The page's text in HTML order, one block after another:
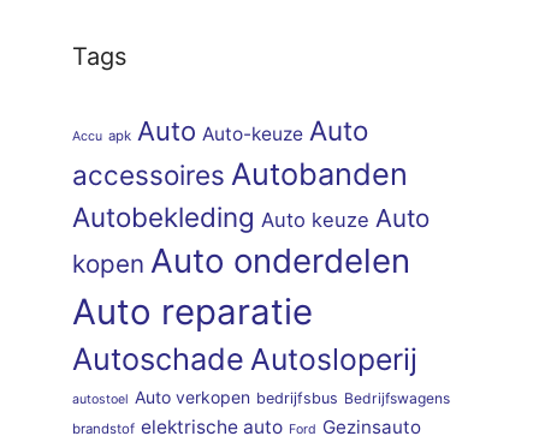
Tags
Accu apk Auto Auto-keuze Auto
accessoires Autobanden
Autobekleding Auto keuze Auto
kopen Auto onderdelen
Auto reparatie
Autoschade Autosloperij
autostoel Auto verkopen bedrijfsbus Bedrijfswagens
brandstof elektrische auto Ford Gezinsauto